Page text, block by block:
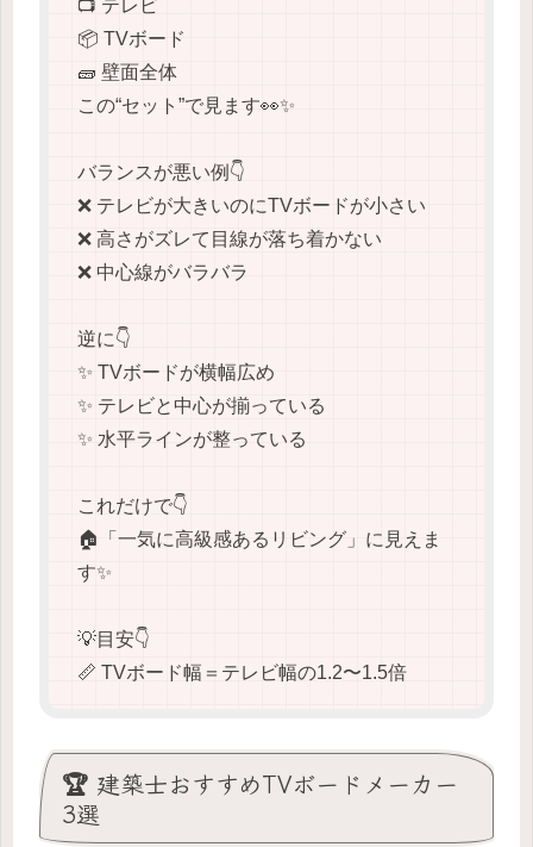
📺 テレビ
📦 TVボード
🧱 壁面全体
この“セット”で見ます👀✨
バランスが悪い例👇
❌ テレビが大きいのにTVボードが小さい
❌ 高さがズレて目線が落ち着かない
❌ 中心線がバラバラ
逆に👇
✨ TVボードが横幅広め
✨ テレビと中心が揃っている
✨ 水平ラインが整っている
これだけで👇
🏠「一気に高級感あるリビング」に見えま
す✨
💡目安👇
📏 TVボード幅＝テレビ幅の1.2〜1.5倍
🏆 建築士おすすめTVボードメーカー
3選